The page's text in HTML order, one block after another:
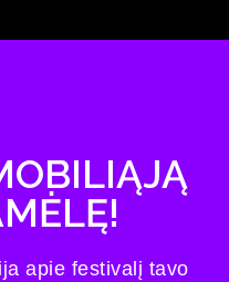
apie festivalį tavo